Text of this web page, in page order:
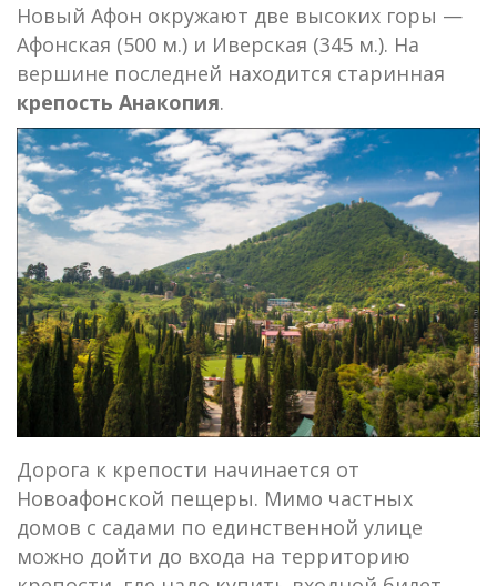
Новый Афон окружают две высоких горы —
Афонская (500 м.) и Иверская (345 м.). На
вершине последней находится старинная
крепость Анакопия.
Дорога к крепости начинается от
Новоафонской пещеры. Мимо частных
домов с садами по единственной улице
можно дойти до входа на территорию